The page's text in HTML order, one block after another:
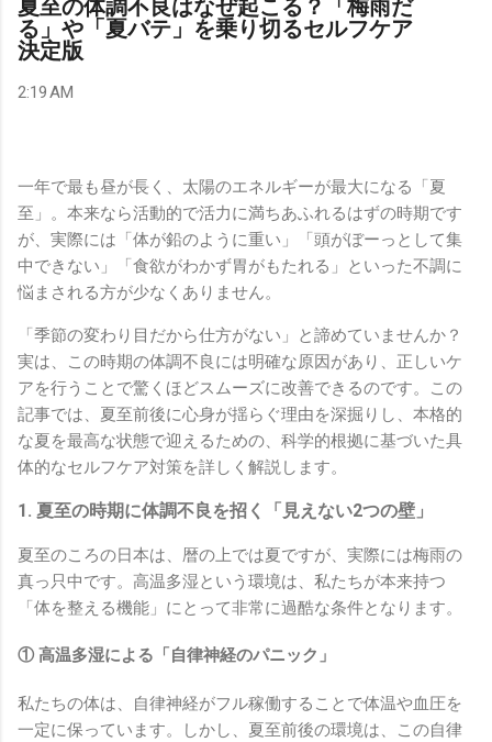
夏至の体調不良はなぜ起こる？「梅雨だ
る」や「夏バテ」を乗り切るセルフケア
決定版
2:19 AM
一年で最も昼が長く、太陽のエネルギーが最大になる「夏
至」。本来なら活動的で活力に満ちあふれるはずの時期です
が、実際には「体が鉛のように重い」「頭がぼーっとして集
中できない」「食欲がわかず胃がもたれる」といった不調に
悩まされる方が少なくありません。
「季節の変わり目だから仕方がない」と諦めていませんか？
実は、この時期の体調不良には明確な原因があり、正しいケ
アを行うことで驚くほどスムーズに改善できるのです。この
記事では、夏至前後に心身が揺らぐ理由を深掘りし、本格的
な夏を最高な状態で迎えるための、科学的根拠に基づいた具
体的なセルフケア対策を詳しく解説します。
1. 夏至の時期に体調不良を招く「見えない2つの壁」
夏至のころの日本は、暦の上では夏ですが、実際には梅雨の
真っ只中です。高温多湿という環境は、私たちが本来持つ
「体を整える機能」にとって非常に過酷な条件となります。
① 高温多湿による「自律神経のパニック」
私たちの体は、自律神経がフル稼働することで体温や血圧を
一定に保っています。しかし、夏至前後の環境は、この自律